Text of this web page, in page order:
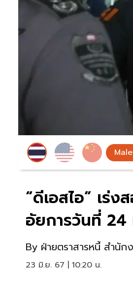
“ดีเอสไอ” เร่
อัยการวันที่ 24
By ฝ่ายตราสารหนี้ สำนั
23 มิ.ย. 67 | 10:20 น.